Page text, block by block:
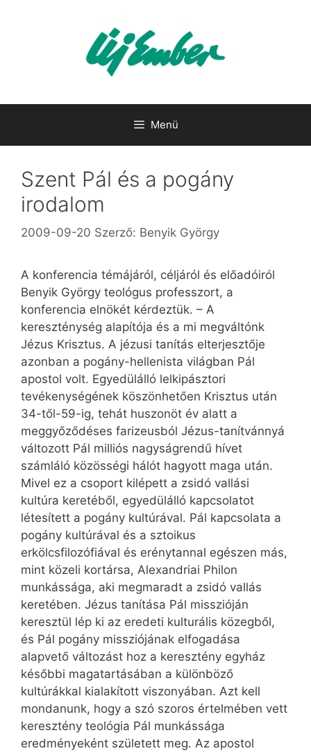
Menü
Szent Pál és a pogány
irodalom
2009-09-20 Szerző: Benyik György
A konferencia témájáról, céljáról és előadóiról
Benyik György teológus professzort, a
konferencia elnökét kérdeztük. – A
kereszténység alapítója és a mi megváltónk
Jézus Krisztus. A jézusi tanítás elterjesztője
azonban a pogány-hellenista világban Pál
apostol volt. Egyedülálló lelkipásztori
tevékenységének köszönhetően Krisztus után
34-től-59-ig, tehát huszonöt év alatt a
meggyőződéses farizeusból Jézus-tanítvánnyá
változott Pál milliós nagyságrendű hívet
számláló közösségi hálót hagyott maga után.
Mivel ez a csoport kilépett a zsidó vallási
kultúra keretéből, egyedülálló kapcsolatot
létesített a pogány kultúrával. Pál kapcsolata a
pogány kultúrával és a sztoikus
erkölcsfilozófiával és erénytannal egészen más,
mint közeli kortársa, Alexandriai Philon
munkássága, aki megmaradt a zsidó vallás
keretében. Jézus tanítása Pál misszióján
keresztül lép ki az eredeti kulturális közegből,
és Pál pogány missziójának elfogadása
alapvető változást hoz a keresztény egyház
későbbi magatartásában a különböző
kultúrákkal kialakított viszonyában. Azt kell
mondanunk, hogy a szó szoros értelmében vett
keresztény teológia Pál munkássága
eredményeként született meg. Az apostol